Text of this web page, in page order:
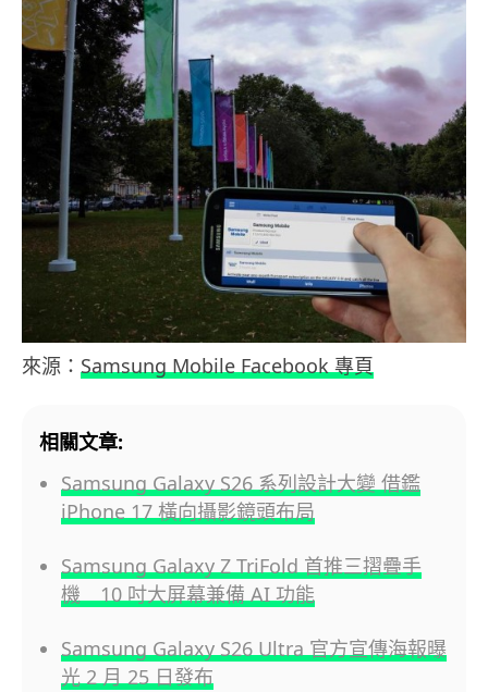
來源： Samsung Mobile Facebook 專頁
相關文章:
Samsung Galaxy S26 系列設計大變 借鑑
iPhone 17 橫向攝影鏡頭布局
Samsung Galaxy Z TriFold 首推三摺疊手
機 10 吋大屏幕兼備 AI 功能
Samsung Galaxy S26 Ultra 官方宣傳海報曝
光 2 月 25 日發布